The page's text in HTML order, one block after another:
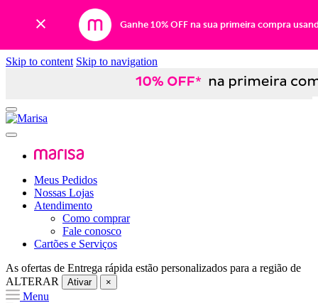
Ganhe 10% OFF na sua primeira compra
Skip to content Skip to navigation
Meus Pedidos
Nossas Lojas
Atendimento
Como comprar
Fale conosco
Cartões e Serviços
As ofertas de Entrega rápida estão personalizados para a região de
ALTERAR
Ativar ×
Menu